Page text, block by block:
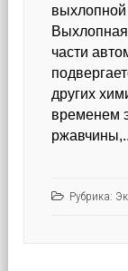
выхлопной
части
других
временем
Рубрика: